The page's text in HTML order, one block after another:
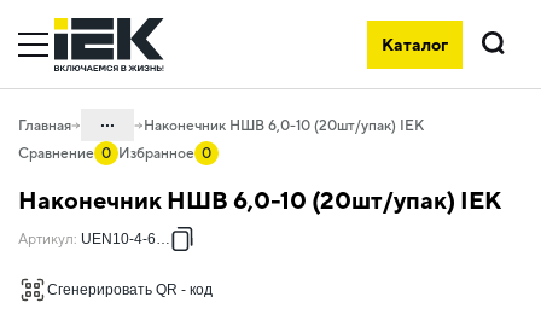
Каталог
Поиск
Главная ...
инструменты
08.01 Наконечники, гильзы,
Наконечник НШВ 6,0-10 (20шт/упак) IEK
Сравнение 0 Избранное 0
Наконечник НШВ 6,0-10 (20шт/упак) IEK
Артикул: UEN10-4-6010
Сгенерировать QR - код